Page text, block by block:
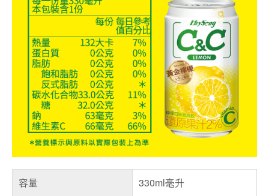
容量
330ml毫升